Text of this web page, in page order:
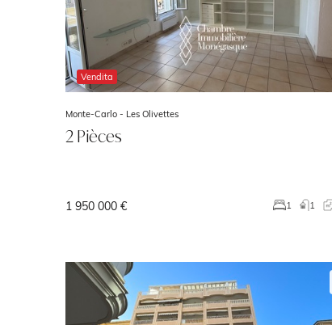
Vendita
Monte-Carlo - Les Olivettes
2 Pièces
1 950 000 € 1 1